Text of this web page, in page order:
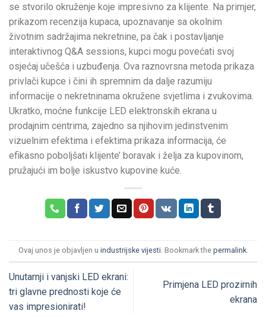
se stvorilo okruženje koje impresivno za klijente. Na primjer,
prikazom recenzija kupaca, upoznavanje sa okolnim
životnim sadržajima nekretnine, pa čak i postavljanje
interaktivnog Q&A sessions, kupci mogu povećati svoj
osjećaj učešća i uzbuđenja. Ova raznovrsna metoda prikaza
privlači kupce i čini ih spremnim da dalje razumiju
informacije o nekretninama okružene svjetlima i zvukovima.
Ukratko, moćne funkcije LED elektronskih ekrana u
prodajnim centrima, zajedno sa njihovim jedinstvenim
vizuelnim efektima i efektima prikaza informacija, će
efikasno poboljšati klijente’ boravak i želja za kupovinom,
pružajući im bolje iskustvo kupovine kuće.
Ovaj unos je objavljen u industrijske vijesti. Bookmark the permalink.
Unutarnji i vanjski LED ekrani:
tri glavne prednosti koje će
vas impresionirati!
Primjena LED prozirnih
ekrana